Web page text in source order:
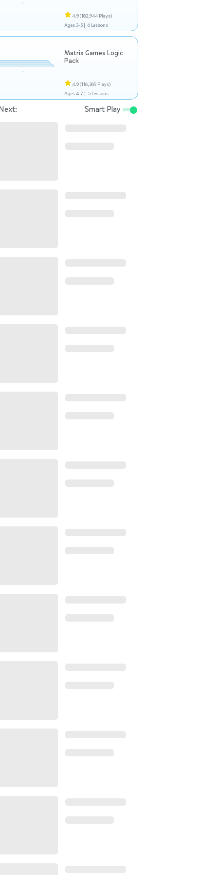
4.9(182,944 Plays)
Ages 3-5 | 6 Lessons
Matrix Games Logic
Pack
4.9(116,369 Plays)
Ages 4-7 | 5 Lessons
Smart Play